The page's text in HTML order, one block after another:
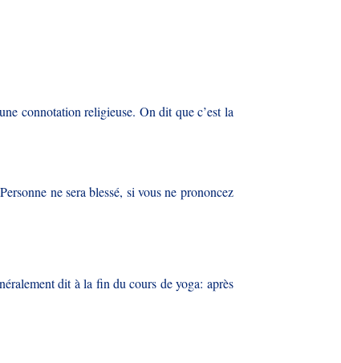
connotation religieuse. On dit que c’est la
ne sera blessé, si vous ne prononcez
dit à la fin du cours de yoga: après